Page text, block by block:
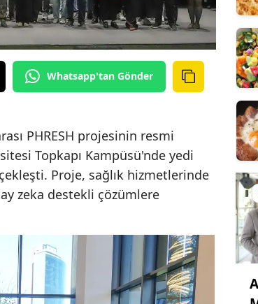
Whatsapp'tan Gönder
PHRESH projesinin resmi
Topkapı Kampüsü'nde yedi
Proje, sağlık hizmetlerinde
zeka destekli çözümlere